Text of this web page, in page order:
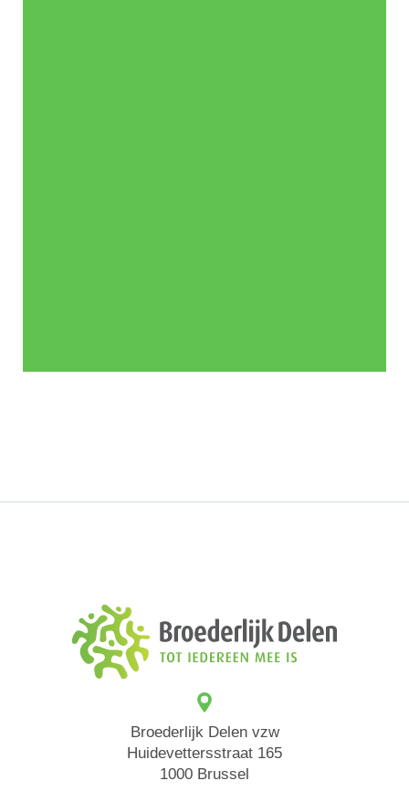
Broederlijk Delen vzw
Huidevettersstraat 165
1000 Brussel